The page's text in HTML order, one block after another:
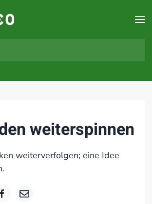
springen
weiterspinnen
weiterverfolgen; eine Idee